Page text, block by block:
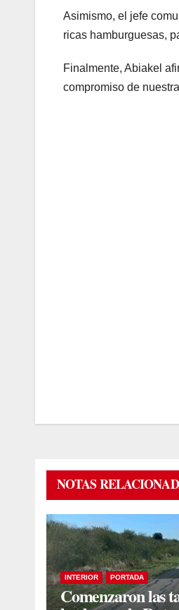
Asimismo, el jefe
ricas hamburguesas,
Finalmente, Abiakel
compromiso de
NOTAS
INTERIOR PORTADA
Comenzaron las